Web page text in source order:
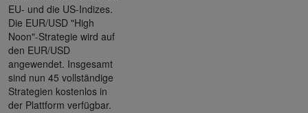
EU- und die US-Indizes.
Die EUR/USD "High
Noon"-Strategie wird auf
den EUR/USD
angewendet. Insgesamt
sind nun 45 vollständige
Strategien kostenlos in
der Plattform verfügbar.